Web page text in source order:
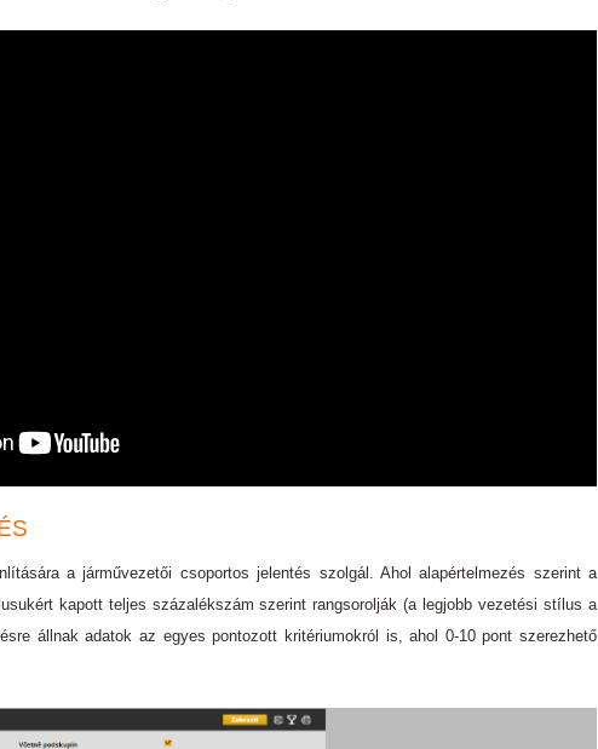
a járművezetői csoportos jelentés szolgál. Ahol alapértelmezés szerint a
kapott teljes százalékszám szerint rangsorolják (a legjobb vezetési stílus a
állnak adatok az egyes pontozott kritériumokról is, ahol 0-10 pont szerezhető